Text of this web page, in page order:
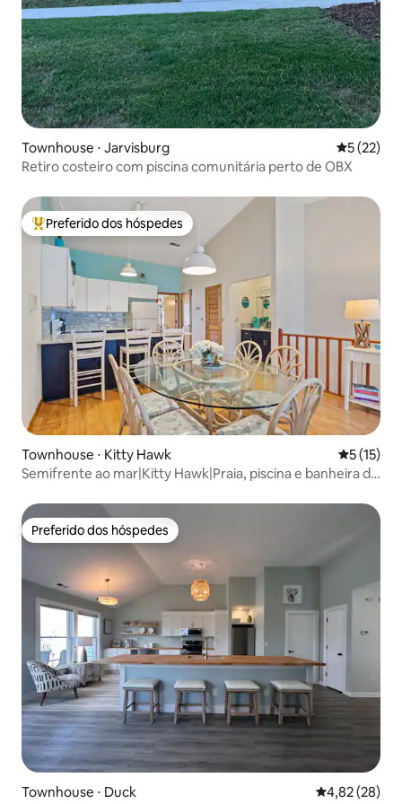
Townhouse ⋅ Jarvisburg 5 de uma
5 (22)
Retiro costeiro com piscina comunitária perto de OBX
Entre os melhores preferidos dos hóspedes
Preferido dos hóspedes
Townhouse ⋅ Kitty Hawk 5 de uma
5 (15)
Semifrente ao mar|Kitty Hawk|Praia, piscina e banheira de
Preferido dos hóspedes
Preferido dos hóspedes
Townhouse ⋅ Duck 4,82 de uma
4,82 (28)